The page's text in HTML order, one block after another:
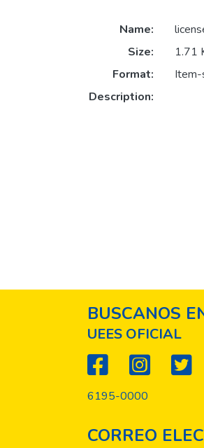
Name:
Size:
1.71
Format:
Item-
Description:
BUSCANOS
UEES OFICIAL
6195-0000
CORREO